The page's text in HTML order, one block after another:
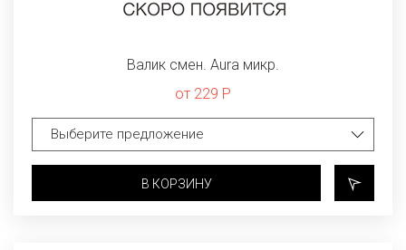
Валик смен. Aura микр.
от 229 Р
В КОРЗИНУ